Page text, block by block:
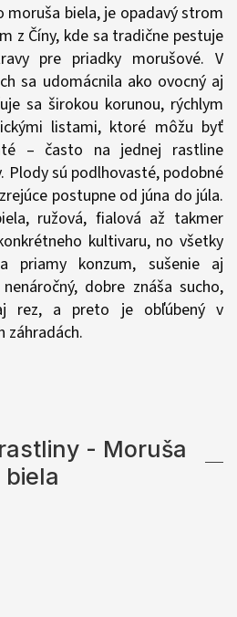
moruša biela, je opadavý strom
z Číny, kde sa tradične pestuje
pre priadky morušové. V
sa udomácnila ako ovocný aj
sa širokou korunou, rýchlym
listami, ktoré môžu byť
– často na jednej rastline
Plody sú podlhovasté, podobné
postupne od júna do júla.
ružová, fialová až takmer
kultivaru, no všetky
priamy konzum, sušenie aj
dobre znáša sucho,
rez, a preto je obľúbený v
záhradách.
- Moruša
biela